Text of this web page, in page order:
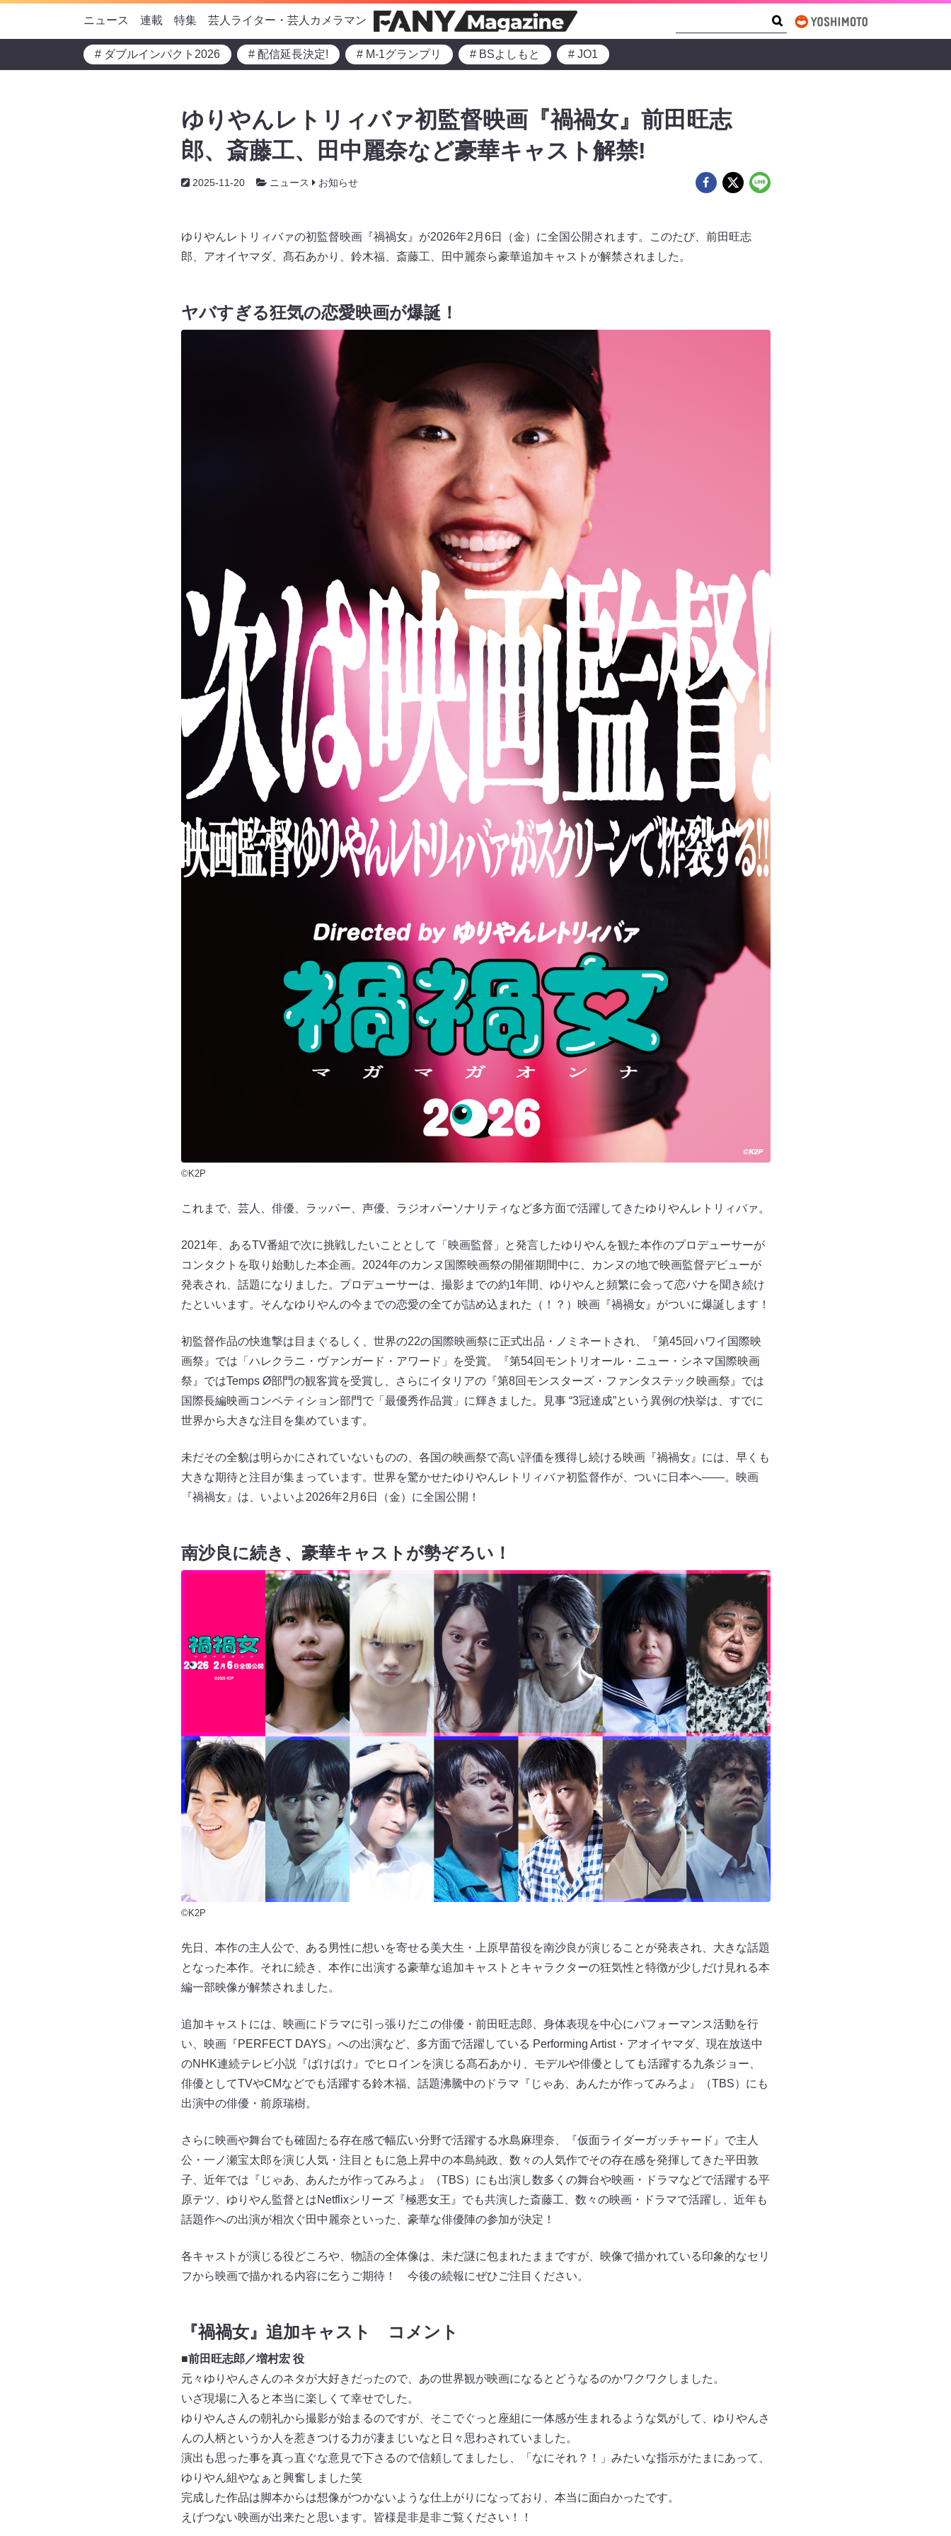
ニュース 連載 特集 芸人ライター・芸人カメラマン
# ダブルインパクト2026 # 配信延長決定! # M-1グランプリ # BSよしもと # JO1
ゆりやんレトリィバァ初監督映画『禍禍女』前田旺志
郎、斎藤工、田中麗奈など豪華キャスト解禁!
2025-11-20 ニュース お知らせ
ゆりやんレトリィバァの初監督映画『禍禍女』が2026年2月6日（金）に全国公開されます。このたび、前田旺志
郎、アオイヤマダ、髙石あかり、鈴木福、斎藤工、田中麗奈ら豪華追加キャストが解禁されました。
ヤバすぎる狂気の恋愛映画が爆誕！
©K2P
これまで、芸人、俳優、ラッパー、声優、ラジオパーソナリティなど多方面で活躍してきたゆりやんレトリィバァ。
2021年、あるTV番組で次に挑戦したいこととして「映画監督」と発言したゆりやんを観た本作のプロデューサーが
コンタクトを取り始動した本企画。2024年のカンヌ国際映画祭の開催期間中に、カンヌの地で映画監督デビューが
発表され、話題になりました。プロデューサーは、撮影までの約1年間、ゆりやんと頻繁に会って恋バナを聞き続け
たといいます。そんなゆりやんの今までの恋愛の全てが詰め込まれた（！？）映画『禍禍女』がついに爆誕します！
初監督作品の快進撃は目まぐるしく、世界の22の国際映画祭に正式出品・ノミネートされ、『第45回ハワイ国際映
画祭』では「ハレクラニ・ヴァンガード・アワード」を受賞。『第54回モントリオール・ニュー・シネマ国際映画
祭』ではTemps Ø部門の観客賞を受賞し、さらにイタリアの『第8回モンスターズ・ファンタステック映画祭』では
国際長編映画コンペティション部門で「最優秀作品賞」に輝きました。見事 “3冠達成”という異例の快挙は、すでに
世界から大きな注目を集めています。
未だその全貌は明らかにされていないものの、各国の映画祭で高い評価を獲得し続ける映画『禍禍女』には、早くも
大きな期待と注目が集まっています。世界を驚かせたゆりやんレトリィバァ初監督作が、ついに日本へ——。映画
『禍禍女』は、いよいよ2026年2月6日（金）に全国公開！
南沙良に続き、豪華キャストが勢ぞろい！
©K2P
先日、本作の主人公で、ある男性に想いを寄せる美大生・上原早苗役を南沙良が演じることが発表され、大きな話題
となった本作。それに続き、本作に出演する豪華な追加キャストとキャラクターの狂気性と特徴が少しだけ見れる本
編一部映像が解禁されました。
追加キャストには、映画にドラマに引っ張りだこの俳優・前田旺志郎、身体表現を中心にパフォーマンス活動を行
い、映画『PERFECT DAYS』への出演など、多方面で活躍している Performing Artist・アオイヤマダ、現在放送中
のNHK連続テレビ小説『ばけばけ』でヒロインを演じる髙石あかり、モデルや俳優としても活躍する九条ジョー、
俳優としてTVやCMなどでも活躍する鈴木福、話題沸騰中のドラマ『じゃあ、あんたが作ってみろよ』（TBS）にも
出演中の俳優・前原瑞樹。
さらに映画や舞台でも確固たる存在感で幅広い分野で活躍する水島麻理奈、『仮面ライダーガッチャード』で主人
公・一ノ瀬宝太郎を演じ人気・注目ともに急上昇中の本島純政、数々の人気作でその存在感を発揮してきた平田敦
子、近年では『じゃあ、あんたが作ってみろよ』（TBS）にも出演し数多くの舞台や映画・ドラマなどで活躍する平
原テツ、ゆりやん監督とはNetflixシリーズ『極悪女王』でも共演した斎藤工、数々の映画・ドラマで活躍し、近年も
話題作への出演が相次ぐ田中麗奈といった、豪華な俳優陣の参加が決定！
各キャストが演じる役どころや、物語の全体像は、未だ謎に包まれたままですが、映像で描かれている印象的なセリ
フから映画で描かれる内容に乞うご期待！ 今後の続報にぜひご注目ください。
『禍禍女』追加キャスト コメント
■前田旺志郎／増村宏 役
元々ゆりやんさんのネタが大好きだったので、あの世界観が映画になるとどうなるのかワクワクしました。
いざ現場に入ると本当に楽しくて幸せでした。
ゆりやんさんの朝礼から撮影が始まるのですが、そこでぐっと座組に一体感が生まれるような気がして、ゆりやんさ
んの人柄というか人を惹きつける力が凄まじいなと日々思わされていました。
演出も思った事を真っ直ぐな意見で下さるので信頼してましたし、「なにそれ？！」みたいな指示がたまにあって、
ゆりやん組やなぁと興奮しました笑
完成した作品は脚本からは想像がつかないような仕上がりになっており、本当に面白かったです。
えげつない映画が出来たと思います。皆様是非是非ご覧ください！！